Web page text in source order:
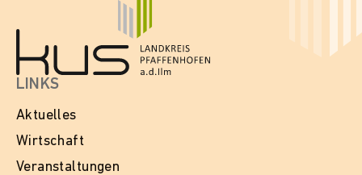
LINKS
Aktuelles
Wirtschaft
Veranstaltungen